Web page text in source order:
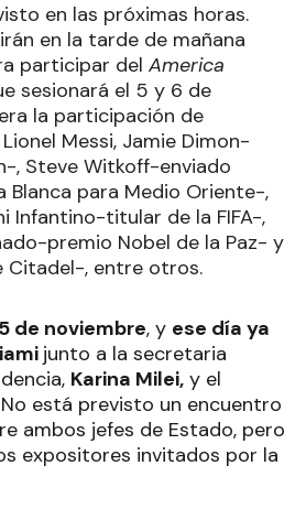
en las próximas horas.
en la tarde de mañana
participar del America
sesionará el 5 y 6 de
la participación de
Messi, Jamie Dimon-
, Steve Witkoff-enviado
Blanca para Medio Oriente-,
Infantino-titular de la FIFA-,
premio Nobel de la Paz- y
Citadel-, entre otros.
de noviembre, y ese día ya
junto a la secretaria
Karina Milei, y el
está previsto un encuentro
ambos jefes de Estado, pero
expositores invitados por la